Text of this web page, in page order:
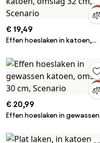
€ 19,49
Effen hoeslaken in katoen,
€ 20,99
Effen hoeslaken in gewassen
Scenario